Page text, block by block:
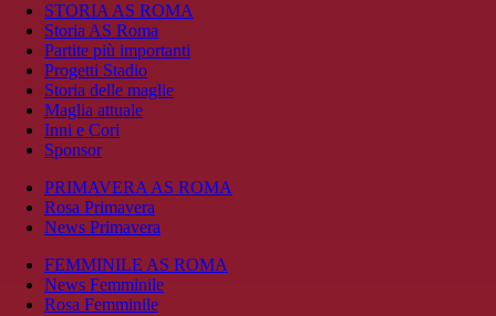
STORIA AS ROMA
Storia AS Roma
Partite più importanti
Progetti Stadio
Storia delle maglie
Maglia attuale
Inni e Cori
Sponsor
PRIMAVERA AS ROMA
Rosa Primavera
News Primavera
FEMMINILE AS ROMA
News Femminile
Rosa Femminile